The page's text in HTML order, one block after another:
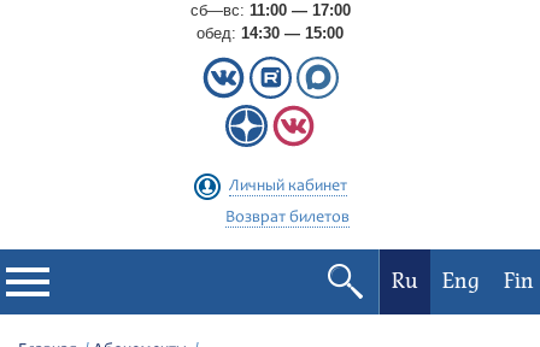
сб—вс: 11:00 — 17:00
обед: 14:30 — 15:00
Личный кабинет
Возврат билетов
Ru Eng Fin